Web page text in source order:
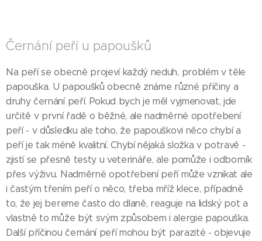
Černání peří u papoušků
Na peří se obecně projeví každý neduh, problém v těle
papouška. U papoušků obecně známe různé příčiny a
druhy černání peří. Pokud bych je měl vyjmenovat, jde
určitě v první řadě o běžné, ale nadměrné opotřebení
peří - v důsledku ale toho, že papouškovi něco chybí a
peří je tak méně kvalitní. Chybí nějaká složka v potravě -
zjistí se přesně testy u veterináře, ale pomůže i odborník
přes výživu. Nadměrné opotřebení peří může vznikat ale
i častým třením peří o něco, třeba mříž klece, případně
to, že jej bereme často do dlaně, reaguje na lidský pot a
vlastně to může být svým způsobem i alergie papouška.
Další příčinou černání peří mohou být parazité - objevuje